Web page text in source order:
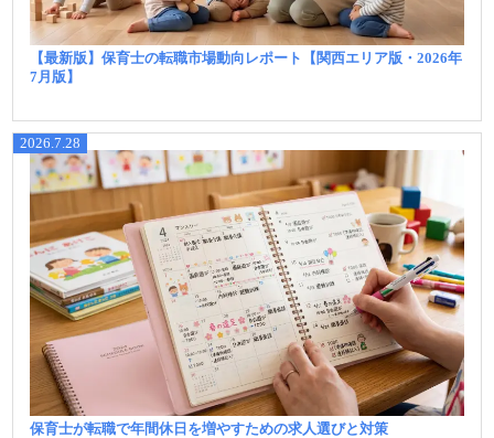
【最新版】保育士の転職市場動向レポート【関西エリア版・2026年
7月版】
2026.7.28
保育士が転職で年間休日を増やすための求人選びと対策